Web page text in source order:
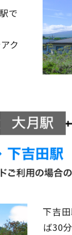
で
ク
下吉
ば30